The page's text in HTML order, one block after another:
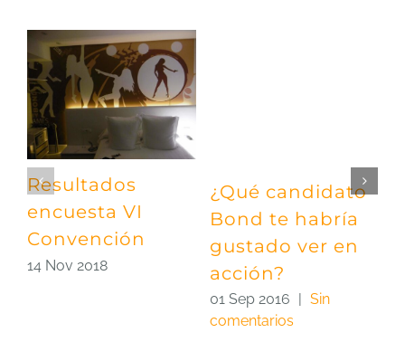
Resultados
encuesta VI
Convención
14 Nov 2018
¿Qué candidato
Bond te habría
gustado ver en
acción?
01 Sep 2016
Sin
comentarios